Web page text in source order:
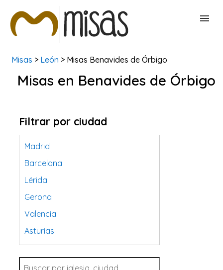
BUSCAR MISAS
Misas > León > Misas Benavides de Órbigo
Misas en Benavides de Órbigo
Filtrar por ciudad
Madrid
Barcelona
Lérida
Gerona
Valencia
Asturias
Tarragona
Navarra